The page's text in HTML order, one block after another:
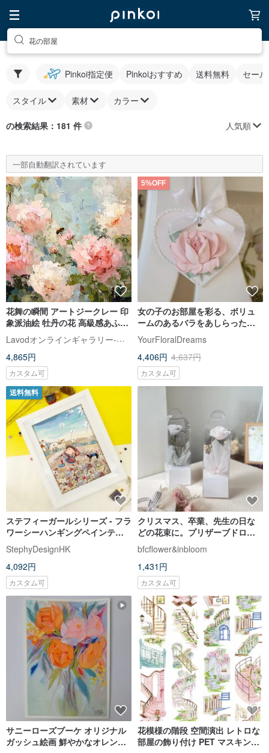
花の部屋
Pinkoi指定便 Pinkoiおすすめ 送料無料 セー
スタイル 素材 カラー
の検索結果：181 件 人気順
一部自動翻訳されています
花舞の瞬間 アートジークレー 印
象派油絵 牡丹の花 高級感あふれ
るお部屋のインテリア
Lavodオンラインギャラリー-アート吊り下げ絵画専門
4,865円
カスタム可
5%OFF
女の子のお部屋を彩る、ボリュ
ームのあるバラをあしらったピ
ンクのハートのハンギングデコ
レーション。ベビーベッド周り
の装飾にも。
YourFloralDreams
4,406円 4,637円
カスタム可
送料無料
ステフィーガールシリーズ - フラ
ワーシーハンギングペインティ
ング/フラワー/ガールペインティ
ング/ルームデコレーション/ペイ
ンティング/ペインティング
StephyDesignHK
4,092円
カスタム可
クリスマス、卒業、先生の日な
どの花束に。プリザーブドロー
ズのボックスは、結婚式のプチ
ギフト、ブライズメイドギフ
ト、お部屋訪問時の手土産に
も。
bfcflower&inbloom
1,431円
カスタム可
サニーローズブーケ オリジナル
ガッシュ絵画 鮮やかなオレンジ
花模様の階段 空間演出 レトロな
部屋の飾り付け PET マスキング